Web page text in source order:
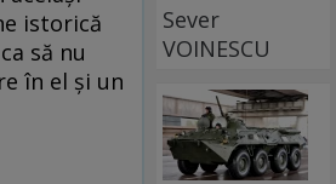
istorică
să nu
în el şi un
Sever
VOINESCU